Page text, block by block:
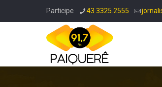
Participe 43 3325.2555